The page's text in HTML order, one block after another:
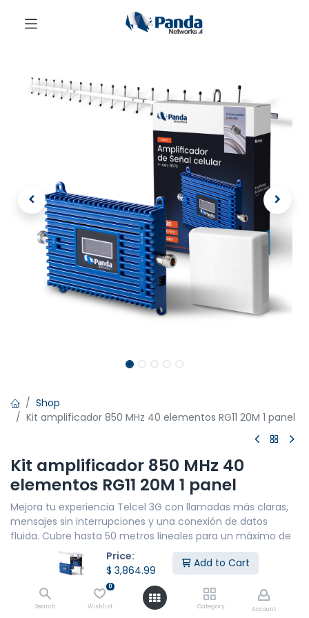
Price:
$ 3,864.99
Add to Cart
Search
0
Wishlist Category Account
Shop
Kit amplificador 850 MHz 40 elementos RG11 20M 1 panel
Kit amplificador 850 MHz 40
elementos RG11 20M 1 panel
Mejora tu experiencia Telcel 3G con llamadas más claras,
mensajes sin interrupciones y una conexión de datos
fluida. Cubre hasta 50 metros lineales para un máximo de
10 personas
CARACTERÍSTICAS PRINCIPALES
COBERTURA DE RED: 3G
Potencia: 600 mW - 72DBi